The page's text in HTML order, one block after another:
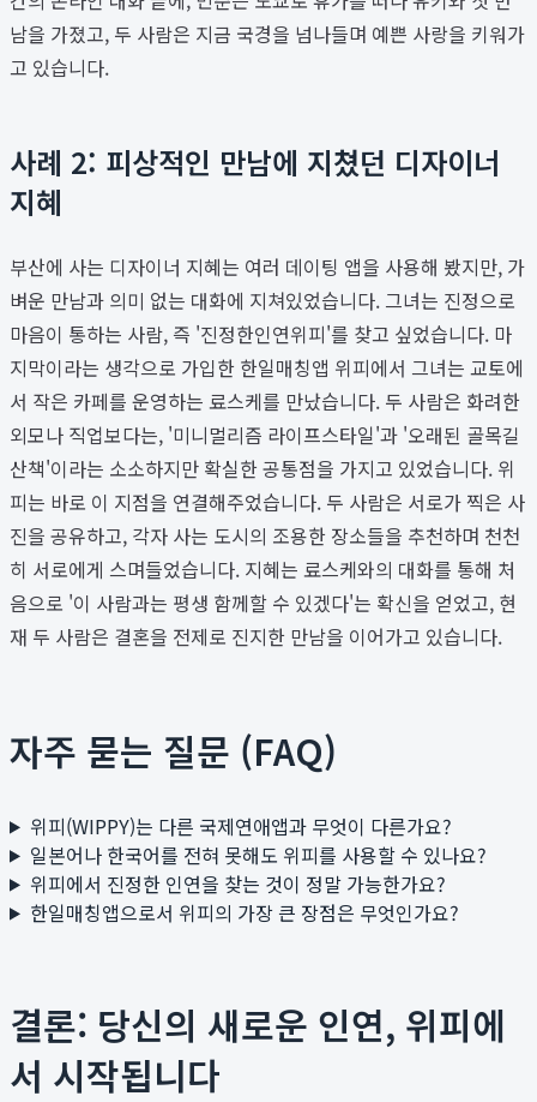
남을 가졌고, 두 사람은 지금 국경을 넘나들며 예쁜 사랑을 키워가
고 있습니다.
사례 2: 피상적인 만남에 지쳤던 디자이너
지혜
부산에 사는 디자이너 지혜는 여러 데이팅 앱을 사용해 봤지만, 가
벼운 만남과 의미 없는 대화에 지쳐있었습니다. 그녀는 진정으로
마음이 통하는 사람, 즉 '진정한인연위피'를 찾고 싶었습니다. 마
지막이라는 생각으로 가입한 한일매칭앱 위피에서 그녀는 교토에
서 작은 카페를 운영하는 료스케를 만났습니다. 두 사람은 화려한
외모나 직업보다는, '미니멀리즘 라이프스타일'과 '오래된 골목길
산책'이라는 소소하지만 확실한 공통점을 가지고 있었습니다. 위
피는 바로 이 지점을 연결해주었습니다. 두 사람은 서로가 찍은 사
진을 공유하고, 각자 사는 도시의 조용한 장소들을 추천하며 천천
히 서로에게 스며들었습니다. 지혜는 료스케와의 대화를 통해 처
음으로 '이 사람과는 평생 함께할 수 있겠다'는 확신을 얻었고, 현
재 두 사람은 결혼을 전제로 진지한 만남을 이어가고 있습니다.
자주 묻는 질문 (FAQ)
위피(WIPPY)는 다른 국제연애앱과 무엇이 다른가요?
일본어나 한국어를 전혀 못해도 위피를 사용할 수 있나요?
위피에서 진정한 인연을 찾는 것이 정말 가능한가요?
한일매칭앱으로서 위피의 가장 큰 장점은 무엇인가요?
결론: 당신의 새로운 인연, 위피에
서 시작됩니다